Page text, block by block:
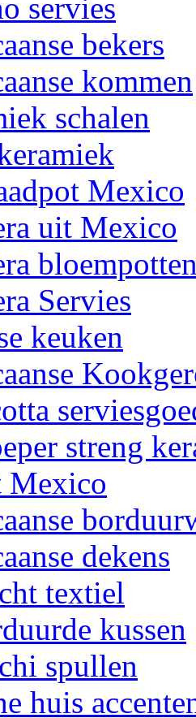
servies
bekers
kommen
schalen
Mexico
uit Mexico
Servies
keuken
streng
Mexico
dekens
textiel
kussen
spullen
huis